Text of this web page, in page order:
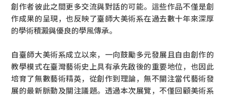
創作者彼此之間更多交流與對話的可能。這些作品不僅是創
作成果的呈現，也反映了臺師大美術系在過去數十年來深厚
的學術積澱與優良的學風傳承。
自臺師大美術系成立以來，一向鼓勵多元發展且自由創作的
教學模式在臺灣藝術史上具有承先啟後的重要地位，也因此
培育了無數藝術精英，從創作到理論，無不關注當代藝術發
展的最新脈動及關注議題。透過本次展覽，不僅回顧美術系